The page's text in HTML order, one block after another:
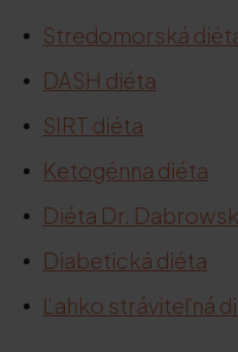
Stredomorská
DASH diéta
SIRT diéta
Ketogénna diéta
Diéta Dr.
Diabetická diéta
Ľahko stráviteľná